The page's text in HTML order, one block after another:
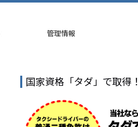
管理情報
国家資格「タダ」で取得！